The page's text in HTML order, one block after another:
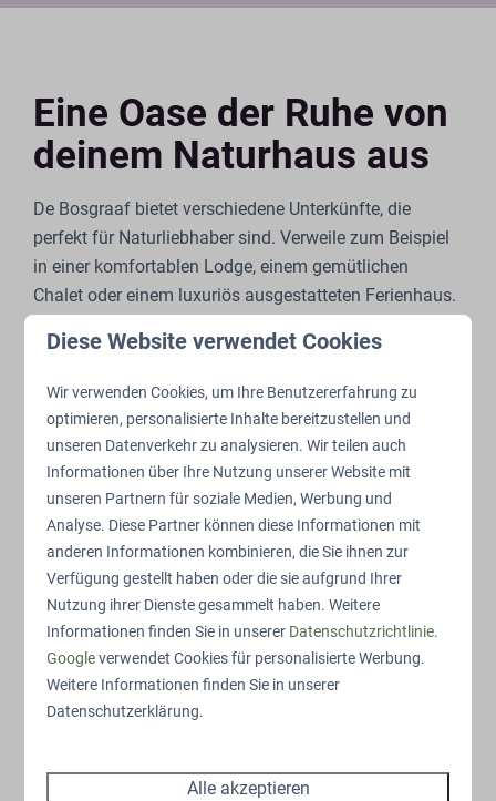
Eine Oase der Ruhe von
deinem Naturhaus aus
De Bosgraaf bietet verschiedene Unterkünfte, die
perfekt für Naturliebhaber sind. Verweile zum Beispiel
in einer komfortablen Lodge, einem gemütlichen
Chalet oder einem luxuriös ausgestatteten Ferienhaus.
Naturhäuser mit eigenem Whirlpool. Egal für welche
Unterkunft du dich entscheidest, jede ist von der Ruhe
der Natur umgeben. Auch dein treuer Vierbeiner ist in
mehreren unserer Unterkünfte willkommen. Für ein
einzigartiges Erlebnis in einem der schönsten
Naturschutzgebiete der Niederlande ist De Bosgraaf
die perfekte Wahl. Wann wachst du mit dem Gesang
der Vögel auf?
Jouw verblijf in het kort:
Nachhaltige & moderne Unterkünfte
Diese Website verwendet Cookies
Wir verwenden Cookies, um Ihre Benutzererfahrung zu
optimieren, personalisierte Inhalte bereitzustellen und
unseren Datenverkehr zu analysieren. Wir teilen auch
Informationen über Ihre Nutzung unserer Website mit
unseren Partnern für soziale Medien, Werbung und
Analyse. Diese Partner können diese Informationen mit
anderen Informationen kombinieren, die Sie ihnen zur
Verfügung gestellt haben oder die sie aufgrund Ihrer
Nutzung ihrer Dienste gesammelt haben. Weitere
Informationen finden Sie in unserer Datenschutzrichtlinie.
Googleverwendet Cookies für personalisierte Werbung.
Weitere Informationen finden Sie in unserer
Datenschutzerklärung.
Alle akzeptieren